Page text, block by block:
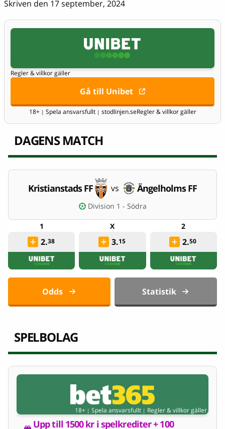
Skriven den 17 september, 2024
Regler & villkor gäller
Gå till Unibet
18+ | Spela ansvarsfullt | stodlinjen.seRegler & villkor gäller
DAGENS MATCH
Kristianstads FF vs Ängelholms FF
Division 1 - Södra
2.38 3.15 2.50
Odds Statistik
SPELBOLAG
18+ | Spela ansvarsfullt | Regler & villkor gäller
Upp till 1500 kr i spelkrediter + 100